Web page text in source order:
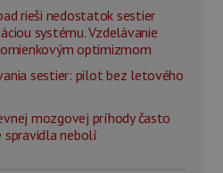
rieši nedostatok sestier
systému. Vzdelávanie
optimizmom
sestier: pilot bez letového
mozgovej príhody často
spravidla nebolí